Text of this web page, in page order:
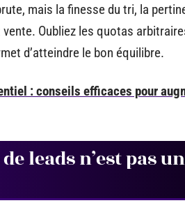
mais la finesse du tri, la
Oubliez les quotas
d’atteindre le bon équilibre.
: conseils efficaces pour
leads n’est pas